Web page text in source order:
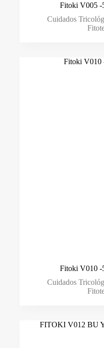
Fitoki V005
Cuidados
Fitoki V010
Cuidados